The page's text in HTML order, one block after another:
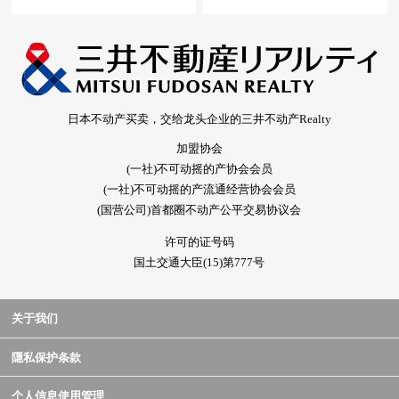
日本不动产买卖，交给龙头企业的三井不动产Realty
加盟协会
(一社)不可动摇的产协会会员
(一社)不可动摇的产流通经营协会会员
(国营公司)首都圈不动产公平交易协议会
许可的证号码
国土交通大臣(15)第777号
关于我们
隱私保护条款
个人信息使用管理